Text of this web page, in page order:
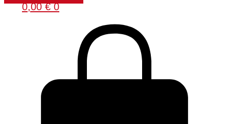
0,00€ 0